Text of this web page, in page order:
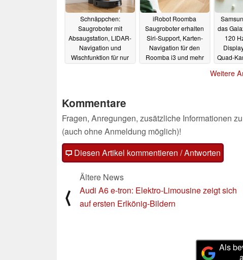
Schnäppchen:
Saugroboter mit
Absaugstation, LIDAR-
Navigation und
Wischfunktion für nur
iRobot Roomba
Saugroboter erhalten
Siri-Support, Karten-
Navigation für den
Roomba i3 und mehr
das
120
Quad-
Weitere
Kommentare
Fragen, Anregungen, zusätzliche Informationen
(auch ohne Anmeldung möglich)!
Diesen Artikel kommentieren / Antworten
⟨
Ältere News
Audi A6 e-tron: Elektro-Limousine zeigt sich
auf ersten Erlkönig-Bildern
Als